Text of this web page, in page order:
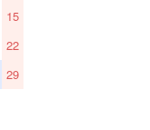
15
22
29